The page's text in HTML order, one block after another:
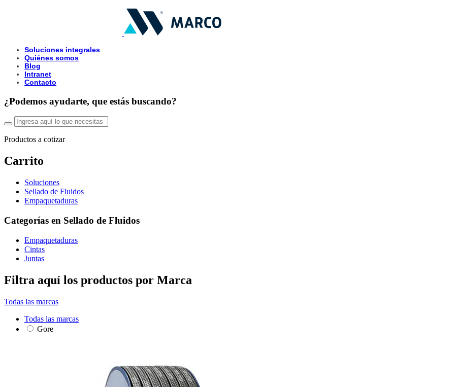
Soluciones integrales
Quiénes somos
Blog
Intranet
Contacto
¿Podemos ayudarte, que estás buscando?
Productos a cotizar
Carrito
Soluciones
Sellado de Fluidos
Empaquetaduras
Categorías en Sellado de Fluidos
Empaquetaduras
Cintas
Juntas
Filtra aquí los productos por Marca
Todas las marcas
Todas las marcas
Gore